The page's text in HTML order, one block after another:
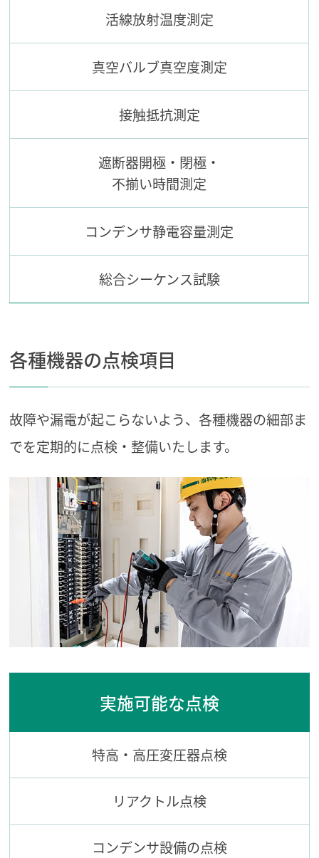
活線放射温度測定
真空バルブ真空度測定
接触抵抗測定
遮断器開極・閉極・
不揃い時間測定
コンデンサ静電容量測定
総合シーケンス試験
各種機器の点検項目
故障や漏電が起こらないよう、各種機器の細部ま
でを定期的に点検・整備いたします。
実施可能な点検
特高・高圧変圧器点検
リアクトル点検
コンデンサ設備の点検